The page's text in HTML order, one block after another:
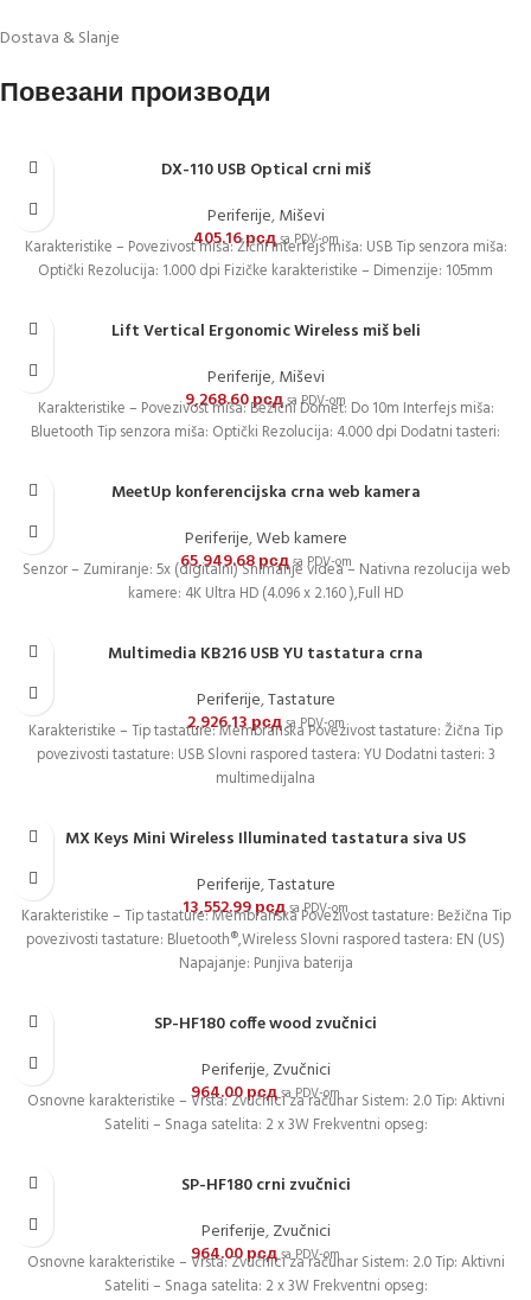
Dostava & Slanje
Повезани производи
DX-110 USB Optical crni miš
Periferije,Miševi
405.16рсдsa PDV-om
Karakteristike – Povezivost miša: Žični Interfejs miša: USB Tip senzora miša:
Optički Rezolucija: 1.000 dpi Fizičke karakteristike – Dimenzije: 105mm
Lift Vertical Ergonomic Wireless miš beli
Periferije,Miševi
9,268.60рсдsa PDV-om
Karakteristike – Povezivost miša: Bežični Domet: Do 10m Interfejs miša:
Bluetooth Tip senzora miša: Optički Rezolucija: 4.000 dpi Dodatni tasteri:
MeetUp konferencijska crna web kamera
Periferije,Web kamere
65,949.68рсдsa PDV-om
Senzor – Zumiranje: 5x (digitalni) Snimanje videa – Nativna rezolucija web
kamere: 4K Ultra HD (4.096 x 2.160 ),Full HD
Multimedia KB216 USB YU tastatura crna
Periferije,Tastature
2,926.13рсдsa PDV-om
Karakteristike – Tip tastature: Membranska Povezivost tastature: Žična Tip
povezivosti tastature: USB Slovni raspored tastera: YU Dodatni tasteri: 3
multimedijalna
MX Keys Mini Wireless Illuminated tastatura siva US
Periferije,Tastature
13,552.99рсдsa PDV-om
Karakteristike – Tip tastature: Membranska Povezivost tastature: Bežična Tip
povezivosti tastature: Bluetooth®,Wireless Slovni raspored tastera: EN (US)
Napajanje: Punjiva baterija
SP-HF180 coffe wood zvučnici
Periferije,Zvučnici
964.00рсдsa PDV-om
Osnovne karakteristike – Vrsta: Zvučnici za računar Sistem: 2.0 Tip: Aktivni
Sateliti – Snaga satelita: 2 x 3W Frekventni opseg:
SP-HF180 crni zvučnici
Periferije,Zvučnici
964.00рсдsa PDV-om
Osnovne karakteristike – Vrsta: Zvučnici za računar Sistem: 2.0 Tip: Aktivni
Sateliti – Snaga satelita: 2 x 3W Frekventni opseg: